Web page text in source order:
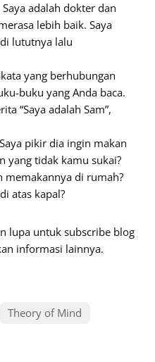
adalah dokter dan
lebih baik. Saya
lututnya lalu
yang berhubungan
buku yang Anda baca.
“Saya adalah Sam”,
pikir dia ingin makan
yang tidak kamu sukai?
memakannya di rumah?
atas kapal?
lupa untuk subscribe blog
informasi lainnya.
Theory of Mind